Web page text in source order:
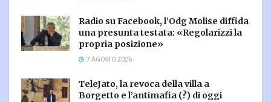
Radio su Facebook, l’Odg Molise diffida
una presunta testata: «Regolarizzi la
propria posizione»
7 AGOSTO 2026
TeleJato, la revoca della villa a
Borgetto e l’antimafia (?) di oggi